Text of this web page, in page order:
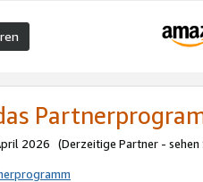
2026 (Derzeitige Partner - sehen